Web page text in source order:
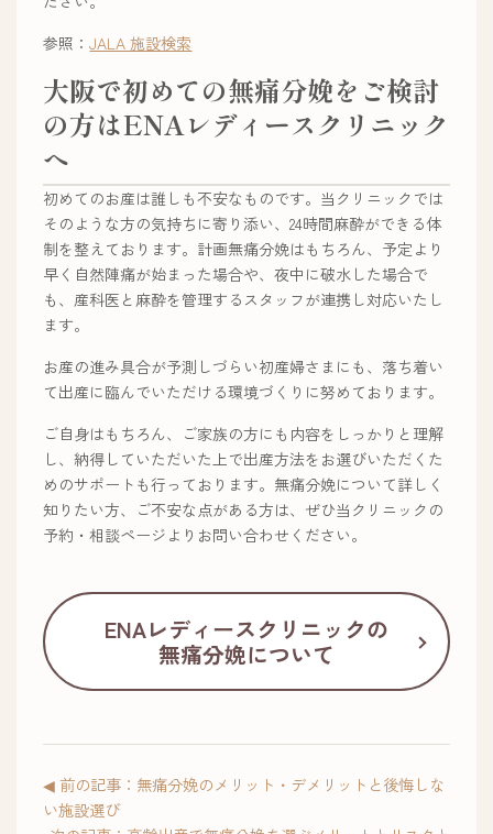
参照：JALA 施設検索
大阪で初めての無痛分娩をご検討
の方はENAレディースクリニック
へ
初めてのお産は誰しも不安なものです。当クリニックでは
そのような方の気持ちに寄り添い、24時間麻酔ができる体
制を整えております。計画無痛分娩はもちろん、予定より
早く自然陣痛が始まった場合や、夜中に破水した場合で
も、産科医と麻酔を管理するスタッフが連携し対応いたし
ます。
お産の進み具合が予測しづらい初産婦さまにも、落ち着い
て出産に臨んでいただける環境づくりに努めております。
ご自身はもちろん、ご家族の方にも内容をしっかりと理解
し、納得していただいた上で出産方法をお選びいただくた
めのサポートも行っております。無痛分娩について詳しく
知りたい方、ご不安な点がある方は、ぜひ当クリニックの
予約・相談ページよりお問い合わせください。
ENAレディースクリニックの
無痛分娩について
◀ 前の記事：無痛分娩のメリット・デメリットと後悔しな
い施設選び